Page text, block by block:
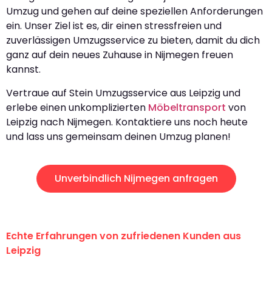
Umzug und gehen auf deine speziellen Anforderungen
ein. Unser Ziel ist es, dir einen stressfreien und
zuverlässigen Umzugsservice zu bieten, damit du dich
ganz auf dein neues Zuhause in Nijmegen freuen
kannst.
Vertraue auf Stein Umzugsservice aus Leipzig und
erlebe einen unkomplizierten Möbeltransport von
Leipzig nach Nijmegen. Kontaktiere uns noch heute
und lass uns gemeinsam deinen Umzug planen!
Unverbindlich Nijmegen anfragen
Echte Erfahrungen von zufriedenen Kunden aus
Leipzig